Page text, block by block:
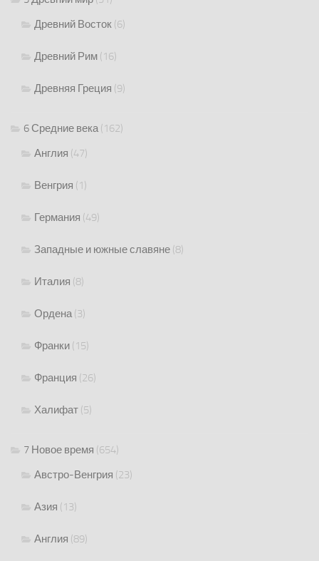
Древний Восток (6)
Древний Рим (16)
Древняя Греция (9)
6 Средние века(162)
Англия (47)
Венгрия (1)
Германия (49)
Западные и южные славяне (8)
Италия (8)
Ордена(3)
Франки (15)
Франция (26)
Халифат (5)
7 Новое время (654)
Австро-Венгрия (23)
Азия (13)
Англия (89)